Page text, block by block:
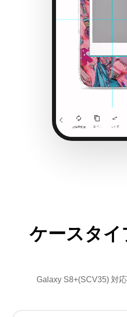
ケースタイ
Galaxy S8+(SCV35) 対